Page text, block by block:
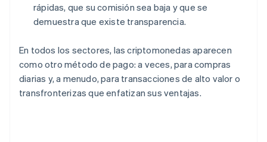
rápidas, que su comisión sea baja y que se
demuestra que existe transparencia.
En todos los sectores, las criptomonedas aparecen
como otro método de pago: a veces, para compras
diarias y, a menudo, para transacciones de alto valor o
transfronterizas que enfatizan sus ventajas.